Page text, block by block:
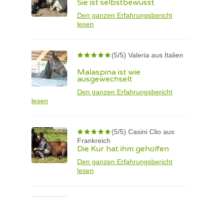
Sie ist selbstbewusst
Den ganzen Erfahrungsbericht
lesen
(5/5) Valeria aus Italien
Malaspina ist wie
ausgewechselt
Den ganzen Erfahrungsbericht
lesen
(5/5) Casini Clio aus
Frankreich
Die Kur hat ihm geholfen
Den ganzen Erfahrungsbericht
lesen